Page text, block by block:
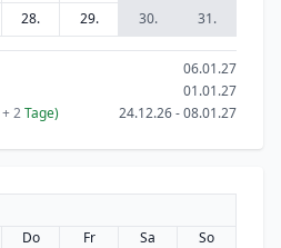
28. 29. 30. 31.
06.01.27
01.01.27
+ 2Tage) 24.12.26 - 08.01.27
Do Fr Sa
So